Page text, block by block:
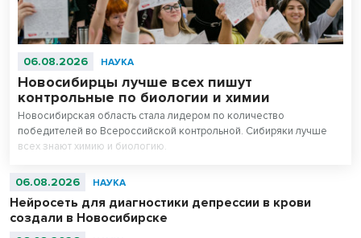
06.08.2026 НАУКА
Новосибирцы лучше всех пишут
контрольные по биологии и химии
Новосибирская область стала лидером по количество
победителей во Всероссийской контрольной. Сибиряки лучше
всех знают химию и биологию.
06.08.2026 НАУКА
Нейросеть для диагностики депрессии в крови
создали в Новосибирске